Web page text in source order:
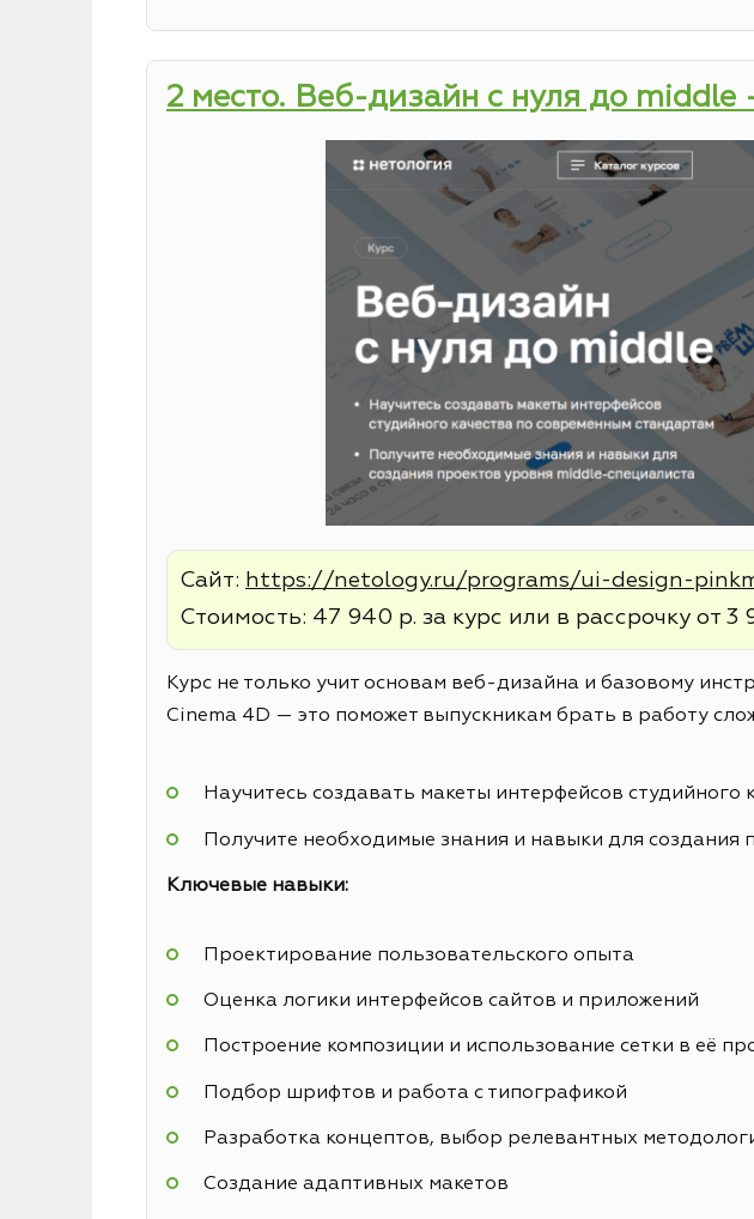
2 место. Веб-дизайн с нуля до middle
Сайт: https://netology.ru/programs/ui-design-
Стоимость: 47 940 р. за курс или в рассрочку от 3
Курс не только учит основам веб-дизайна и базовому
Cinema 4D — это поможет выпускникам брать в работу
Научитесь создавать макеты интерфейсов
Получите необходимые знания и навыки для
Ключевые навыки:
Проектирование пользовательского опыта
Оценка логики интерфейсов сайтов и приложений
Построение композиции и использование сетки в её
Подбор шрифтов и работа с типографикой
Разработка концептов, выбор релевантных
Создание адаптивных макетов